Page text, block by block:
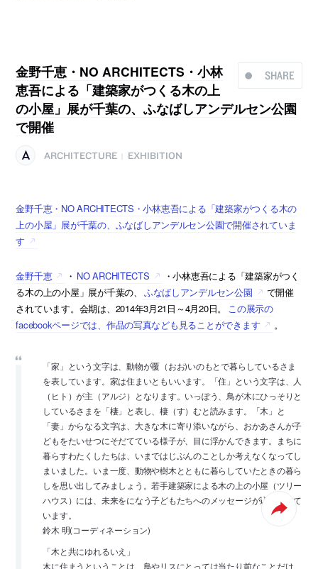
SHARE
金野千恵・NO ARCHITECTS・小林
恵吾による「建築家がつくる木の上
の小屋」展が千葉の、ふなばしアンデルセン公園
で開催
ARCHITECTURE EXHIBITION
金野千恵・NO ARCHITECTS・小林恵吾による「建築家がつくる木の
上の小屋」展が千葉の、ふなばしアンデルセン公園で開催されていま
す
金野千恵 ・ NO ARCHITECTS
・小林恵吾による「建築家がつく
る木の上の小屋」展が千葉の、
ふなばしアンデルセン公園
で開催
されています。会期は、2014年3月21日～4月20日。
この展示の
facebookページでは、作品の写真なども見ることができます
。
「家」という文字は、動物が覆（おお)いのもとで暮らしているさま
を表しています。家は住まいともいいます。「住」という文字は、人
（ヒト）が主（アルジ）となります。いっぽう、鳥が木にひっそりと
しているさまを「棲」と表し、棲（す）むと読みます。「木」と
「妻」からなる文字は、大きな木に寄り添いながら、おかあさんが子
どもをたいせつにそだてている様子が、目に浮かんできます。まちに
暮らすわたくしたちは、いまではじぶんのことしか考えなくなってし
まいました。いま一度、動物や樹木とともに暮らしていたときの暮ら
しを思い出してみましょう。若手建築家による木の上の小屋（ツリー
ハウス）には、未来をになう子どもたちへのメッセージが込められて
います。
鈴木 明(コーディネーション)
「木と共にゆれるいえ」
木に住まうということは、鳥やリスにとっては当たり前なことだけ